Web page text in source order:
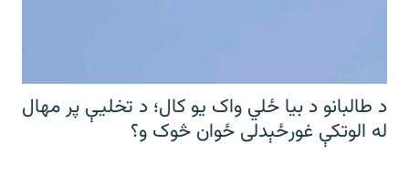
د طالبانو د بیا ځلي واک یو کال؛ د تخلیې پر مهال
له الوتکې غورځېدلی ځوان څوک و؟